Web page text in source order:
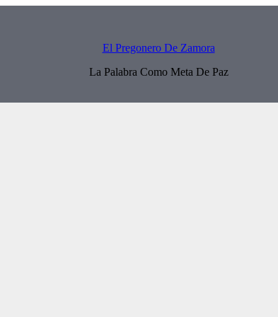
El Pregonero De Zamora
La Palabra Como Meta De Paz